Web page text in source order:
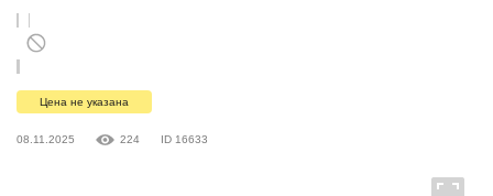
Цена не указана
08.11.2025 224 ID 16633